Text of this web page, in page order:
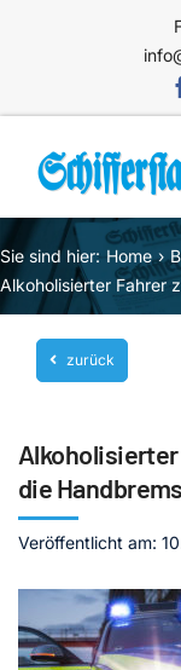
Home
Themen
Blog
Unternehmen
Mediathek
Jetzt
Sie sind hier: Home
Alkoholisierter Fahrer
zurück
die
Veröffentlicht am: